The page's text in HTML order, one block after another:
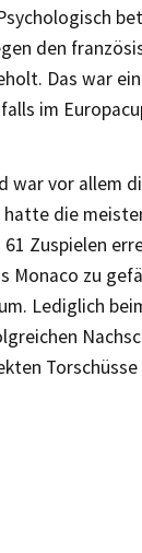
den
Das war
im
war vor allem
hatte die
Zuspielen
zu
Lediglich